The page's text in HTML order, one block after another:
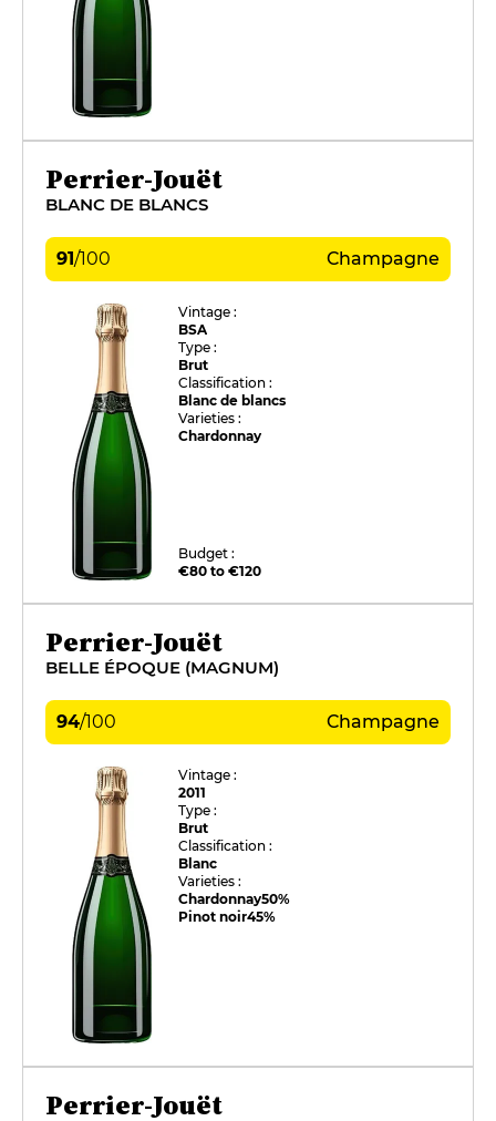
Perrier-Jouët
BLANC DE BLANCS
91/100 Champagne
Vintage :
BSA
Type :
Brut
Classification :
Blanc de blancs
Varieties :
Chardonnay
Budget :
€80 to €120
Perrier-Jouët
BELLE ÉPOQUE (MAGNUM)
94/100 Champagne
Vintage :
2011
Type :
Brut
Classification :
Blanc
Varieties :
Chardonnay50%
Pinot noir45%
Perrier-Jouët